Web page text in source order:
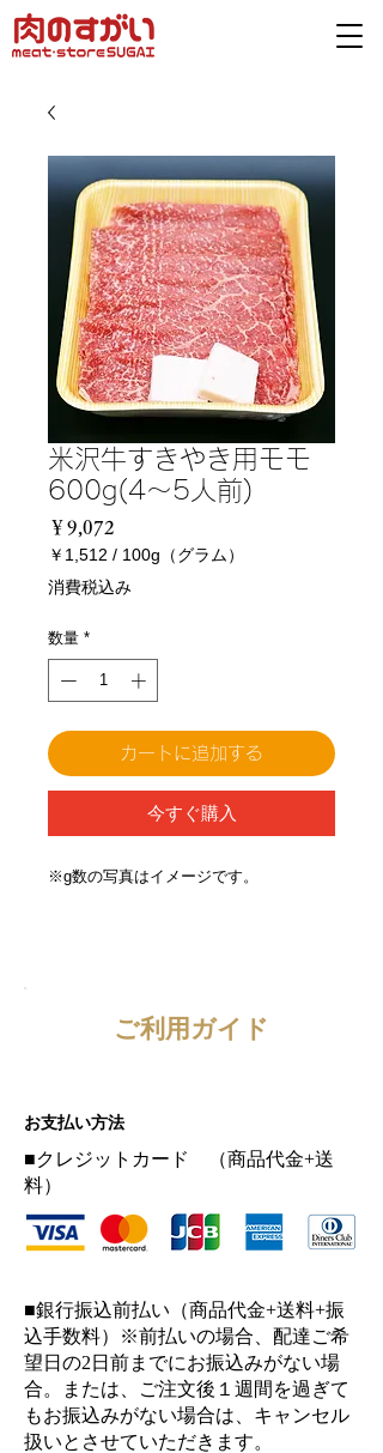
米沢牛すきやき用モモ
600g(4〜5人前)
￥9,072
格
￥1,512 / 100g（グラム）
100g
ご
に
消費税込み
数量 *
カートに追加する
今すぐ購入
※g数の写真はイメージです。
ご利用ガイド
お支払い方法
■クレジットカード （商品代金+送
料）​
​■銀行振込前払い（商品代金+送料+振
込手数料）※前払いの場合、配達ご希
望日の2日前までにお振込みがない場
合。または、ご注文後１週間を過ぎて
もお振込みがない場合は、キャンセル
扱いとさせていただきます。